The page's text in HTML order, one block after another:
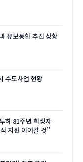
유보통합 추진 상황
수도사업 현황
하 81주년 희생자
지원 이어갈 것”